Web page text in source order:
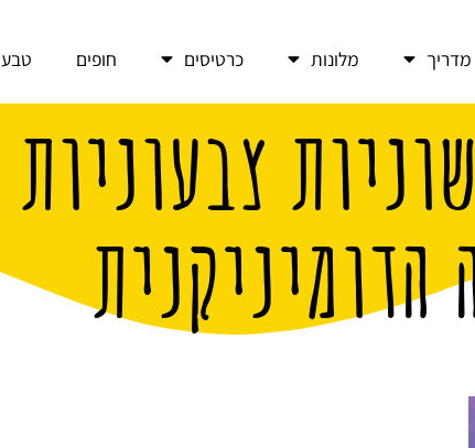
מדריך מלונות כרטיסים חופים טבע
צבעוניות